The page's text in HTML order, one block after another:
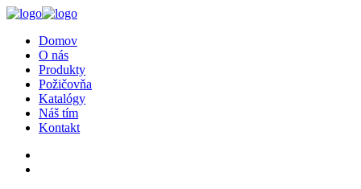
Domov
O nás
Produkty
Požičovňa
Katalógy
Náš tím
Kontakt